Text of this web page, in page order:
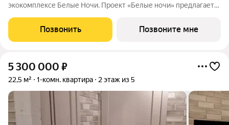
экокомплексе Белые Ночи. Проект «Белые ночи» предлагает
поддерживает долголетие. Всё устроено так, чтобы телу было
легко включаться в
Позвонить Позвоните мне
5 300 000 ₽
22,5 м² 1-комн. квартира 2 этаж из 5